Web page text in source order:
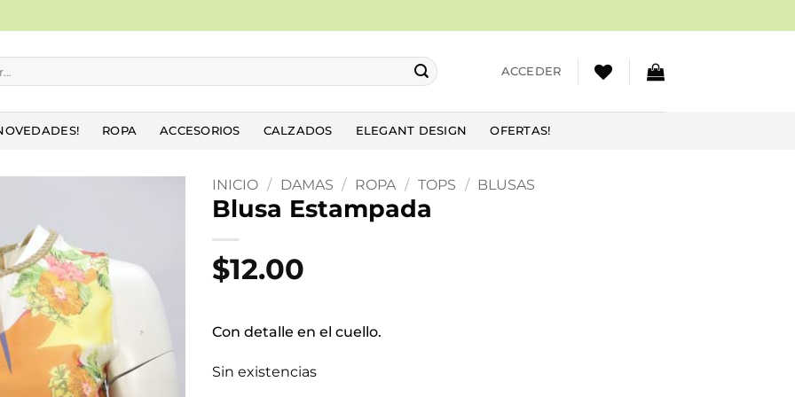
ACCEDER
ROPA ACCESORIOS CALZADOS ELEGANT DESIGN OFERTAS!
lista
de
INICIO / DAMAS / ROPA / TOPS / BLUSAS
Blusa Estampada
$12.00
Con detalle en el cuello.
Sin existencias